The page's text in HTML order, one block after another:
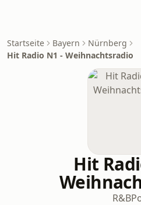
Startseite Bayern
Nürnberg
Hit Radio N1 - Weihnachtsradio
Hit
R&B